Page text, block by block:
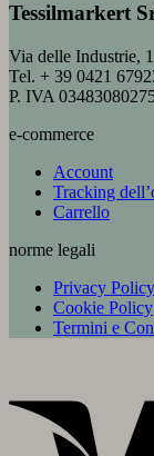
Tessilmarkert
Via delle Industrie,
Tel. + 39 0421
P. IVA
e-commerce
Account
Tracking
Carrello
norme legali
Privacy Policy
Cookie Policy
Termini e